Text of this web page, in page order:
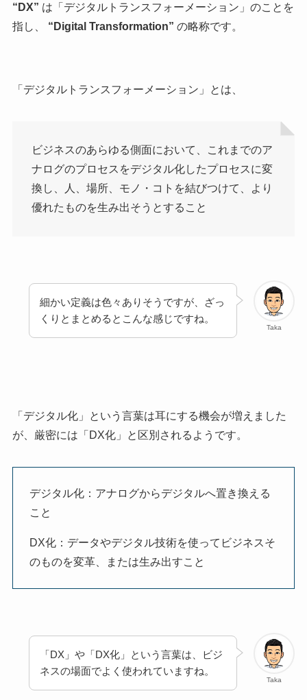
“DX” は「デジタルトランスフォーメーション」のことを
指し、 “Digital Transformation” の略称です。
「デジタルトランスフォーメーション」とは、
ビジネスのあらゆる側面において、これまでのア
ナログのプロセスをデジタル化したプロセスに変
換し、人、場所、モノ・コトを結びつけて、より
優れたものを生み出そうとすること
Taka
細かい定義は色々ありそうですが、ざっ
くりとまとめるとこんな感じですね。
「デジタル化」という言葉は耳にする機会が増えました
が、厳密には「DX化」と区別されるようです。
デジタル化：アナログからデジタルへ置き換える
こと
DX化：データやデジタル技術を使ってビジネスそ
のものを変革、または生み出すこと
Taka
「DX」や「DX化」という言葉は、ビジ
ネスの場面でよく使われていますね。